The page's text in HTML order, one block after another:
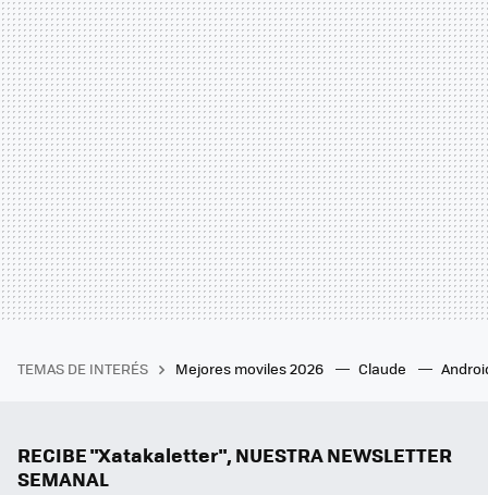
TEMAS DE INTERÉS Mejores moviles 2026 Claude
RECIBE "Xatakaletter", NUESTRA NEWSLETTER
SEMANAL